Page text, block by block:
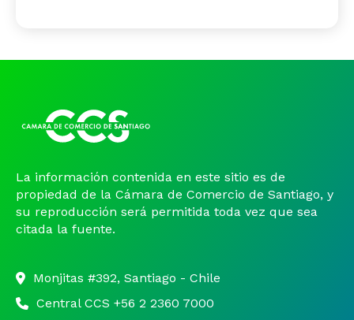
La información contenida en este sitio es de
propiedad de la Cámara de Comercio de Santiago, y
su reproducción será permitida toda vez que sea
citada la fuente.
Monjitas #392, Santiago - Chile
Central CCS +56 2 2360 7000